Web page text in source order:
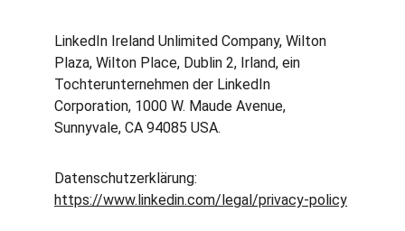
LinkedIn Ireland Unlimited Company, Wilton
Plaza, Wilton Place, Dublin 2, Irland, ein
Tochterunternehmen der LinkedIn
Corporation, 1000 W. Maude Avenue,
Sunnyvale, CA 94085 USA.
Datenschutzerklärung:
https://www.linkedin.com/legal/privacy-policy